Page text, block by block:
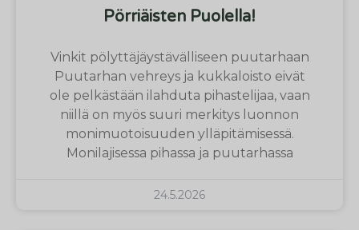
Pörriäisten Puolella!
Vinkit pölyttäjäystävälliseen puutarhaan
Puutarhan vehreys ja kukkaloisto eivät
ole pelkästään ilahduta pihastelijaa, vaan
niillä on myös suuri merkitys luonnon
monimuotoisuuden ylläpitämisessä.
Monilajisessa pihassa ja puutarhassa
24.5.2026